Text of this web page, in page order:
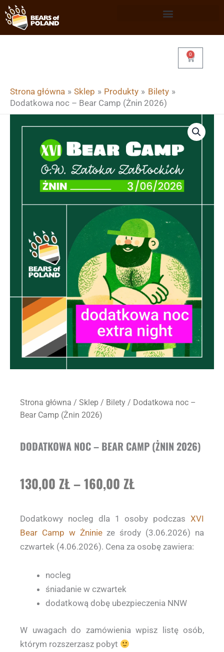
Przejdź
do
treści
0
Wózek
Strona główna Sklep Produkty
Bilety
Dodatkowa noc – Bear Camp (Żnin 2026)
Strona główna / Sklep / Bilety / Dodatkowa noc –
Bear Camp (Żnin 2026)
DODATKOWA NOC – BEAR CAMP (ŻNIN 2026)
130,00 ZŁ–160,00 ZŁZAKRES
OD
130,00 ZŁ
Dodatkowy nocleg dla 1 osoby podczas XVI
Bear Camp w Żninieze środy (3.06.2026) na
czwartek (4.06.2026). Cena za osobę zawiera:
nocleg
śniadanie w czwartek
dodatkową dobę ubezpieczenia NNW
W uwagach do zamówienia wpisz listę osób,
którym rozszerzasz pobyt